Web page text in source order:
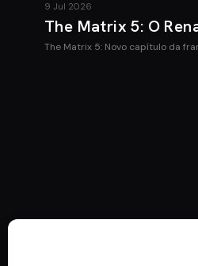
9 Jul 2026
The Matrix 5: O
The Matrix 5: Novo capítulo da